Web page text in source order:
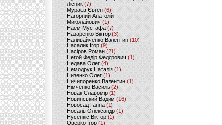
Лісник (7)
Мураєв Євген(6)
Нагорний Анатолій
Миколайович (1)
Наем Мустафа (7)
Назаренко Віктор (3)
Наливайченко Валентин (10)
Насалик Ігор(9)
Насіров Роман (21)
Негой Федір Федорович(1)
Недава Олег(4)
Немодрук Наталія(1)
Низенко Олег (1)
Ничипоренко Валентин (1)
Німченко Василь (2)
Новак Славомір (1)
Новинський Вадим (16)
Новосад Ганна (1)
Носаль Олександр (1)
Нусенкіс Віктор (1)
Оверко Ігор (1)